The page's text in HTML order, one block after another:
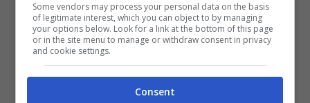
Carta del docente, arriva una spiacevole sorpresa: fondi
non accessibili per molti (Lavocetorino.it)
che sono coinvolti in questo
Some vendors may process your personal data on the basis
of legitimate interest, which you can object to by managing
your options below. Look for a link at the bottom of this page
or in the site menu to manage or withdraw consent in privacy
and cookie settings.
Consent